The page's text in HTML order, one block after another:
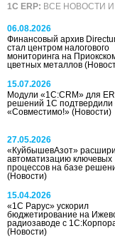
1C ERP: ВСЕ НОВОСТИ
06.08.2026
Финансовый архив
стал центром налогового
мониторинга на
цветных металлов
15.07.2026
Модули «1С:CRM» для
решений 1С подтвердили
«Совместимо!» (Новости)
27.05.2026
«КуйбышевАзот»
автоматизацию ключевых
процессов на базе
(Новости)
15.04.2026
«1С Рарус» ускорил
бюджетирование на
радиозаводе с
(Новости)